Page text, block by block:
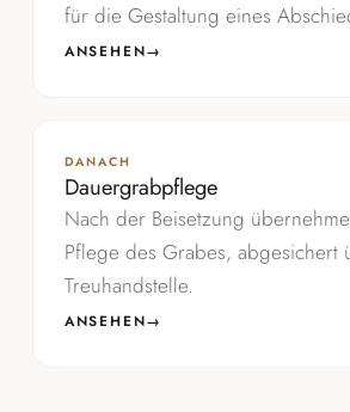
für die Gestaltung eines
ANSEHEN→
DANACH
Dauergrabpflege
Nach der Beisetzung
Pflege des Grabes, abgesichert
Treuhandstelle.
ANSEHEN→